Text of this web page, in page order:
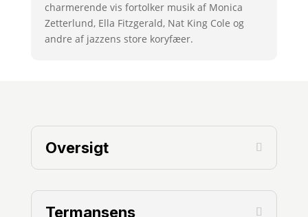
charmerende vis fortolker musik af Monica
Zetterlund, Ella Fitzgerald, Nat King Cole og
andre af jazzens store koryfæer.
Oversigt
Termansens